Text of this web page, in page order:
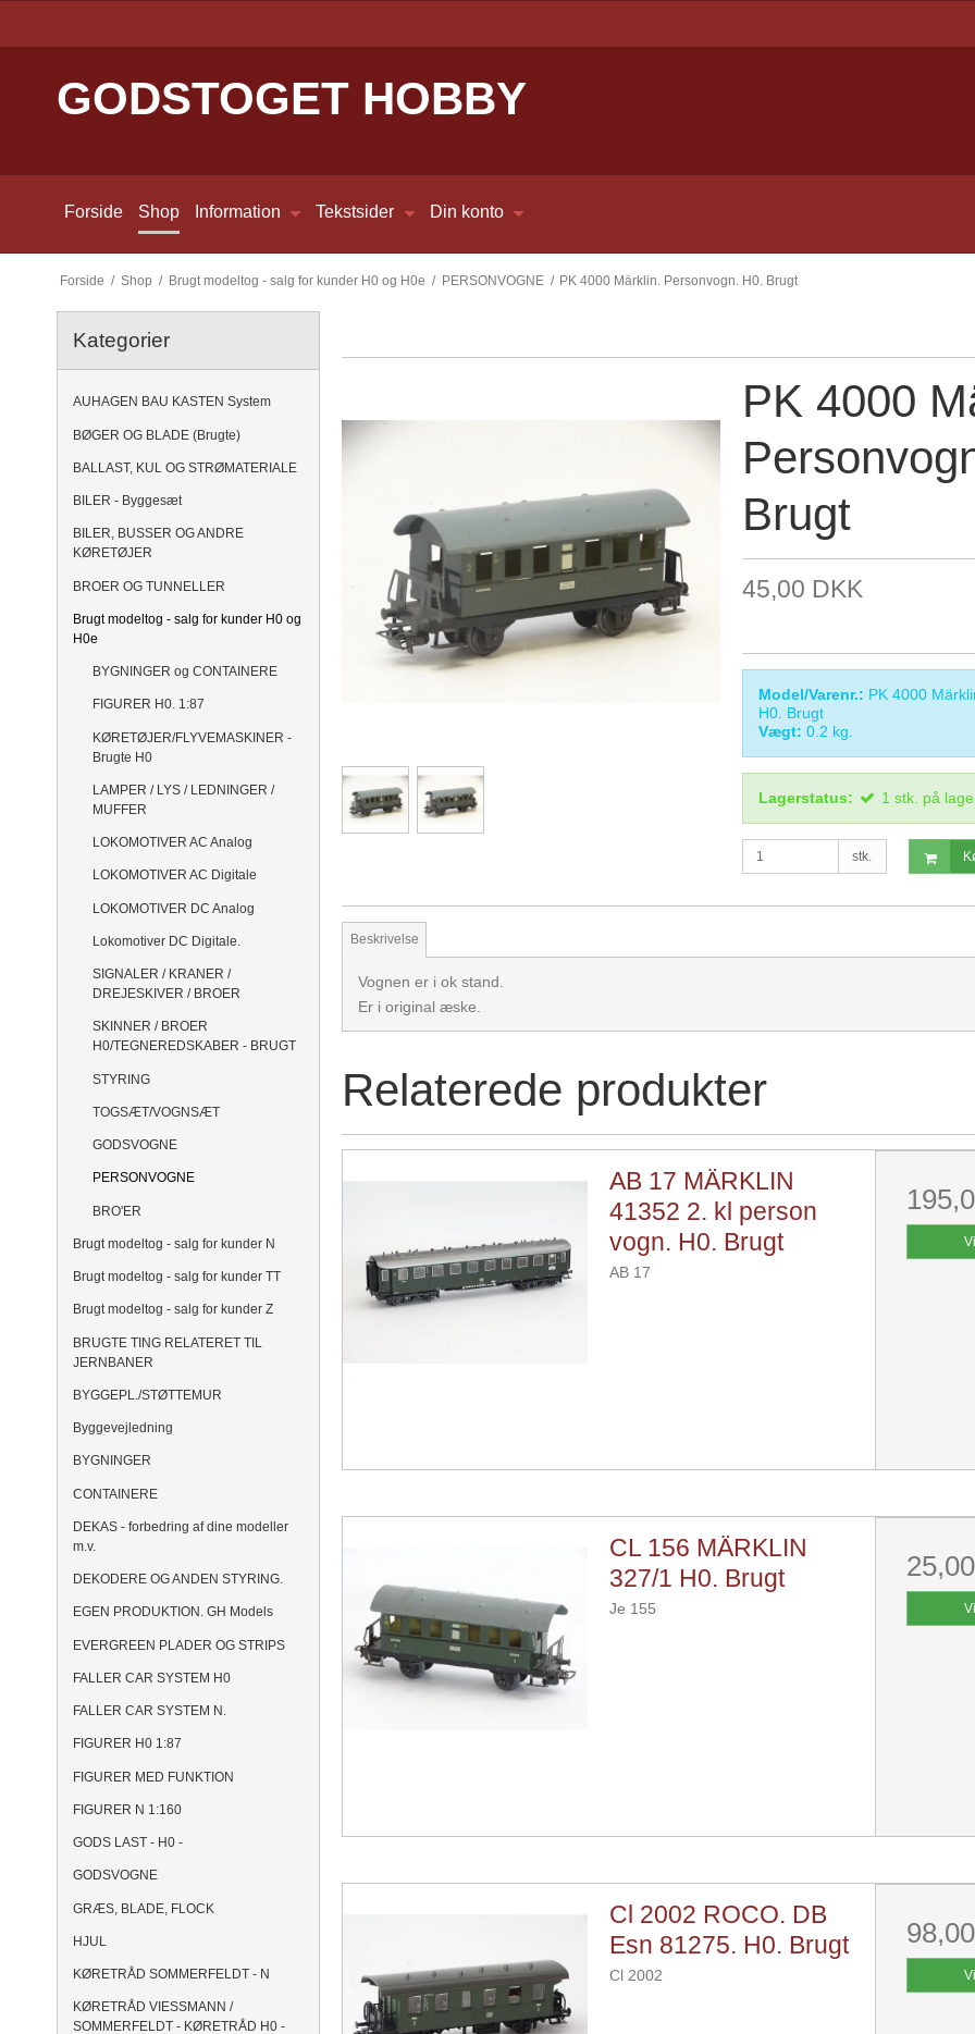
GODSTOGET HOBBY
Forside Shop Information Tekstsider Din konto
Forside / Shop / Brugt modeltog - salg for kunder H0 og H0e / PERSONVOGNE / PK 4000 Märklin. Personvogn. H0. Brugt
Kategorier
AUHAGEN BAU KASTEN System
BØGER OG BLADE (Brugte)
BALLAST, KUL OG STRØMATERIALE
BILER - Byggesæt
BILER, BUSSER OG ANDRE
KØRETØJER
BROER OG TUNNELLER
Brugt modeltog - salg for kunder H0 og
H0e
BYGNINGER og CONTAINERE
FIGURER H0. 1:87
KØRETØJER/FLYVEMASKINER -
Brugte H0
LAMPER / LYS / LEDNINGER /
MUFFER
LOKOMOTIVER AC Analog
LOKOMOTIVER AC Digitale
LOKOMOTIVER DC Analog
Lokomotiver DC Digitale.
SIGNALER / KRANER /
DREJESKIVER / BROER
SKINNER / BROER
H0/TEGNEREDSKABER - BRUGT
STYRING
TOGSÆT/VOGNSÆT
GODSVOGNE
PERSONVOGNE
BRO'ER
Brugt modeltog - salg for kunder N
Brugt modeltog - salg for kunder TT
Brugt modeltog - salg for kunder Z
BRUGTE TING RELATERET TIL
JERNBANER
BYGGEPL./STØTTEMUR
Byggevejledning
BYGNINGER
CONTAINERE
DEKAS - forbedring af dine modeller
m.v.
DEKODERE OG ANDEN STYRING.
EGEN PRODUKTION. GH Models
EVERGREEN PLADER OG STRIPS
FALLER CAR SYSTEM H0
FALLER CAR SYSTEM N.
FIGURER H0 1:87
FIGURER MED FUNKTION
FIGURER N 1:160
GODS LAST - H0 -
GODSVOGNE
GRÆS, BLADE, FLOCK
HJUL
KØRETRÅD SOMMERFELDT - N
KØRETRÅD VIESSMANN /
SOMMERFELDT - KØRETRÅD H0 -
PK 4000
Brugt
45,00 DKK
Model/Varenr.: PK 4000
H0. Brugt
Vægt: 0.2 kg.
Lagerstatus: 1 stk. på
stk.
Beskrivelse
Vognen er i ok stand.
Er i original æske.
Relaterede produkter
AB 17 MÄRKLIN
41352 2. kl person
vogn. H0. Brugt
AB 17
CL 156 MÄRKLIN
327/1 H0. Brugt
Je 155
Cl 2002 ROCO. DB
Esn 81275. H0. Brugt
Cl 2002